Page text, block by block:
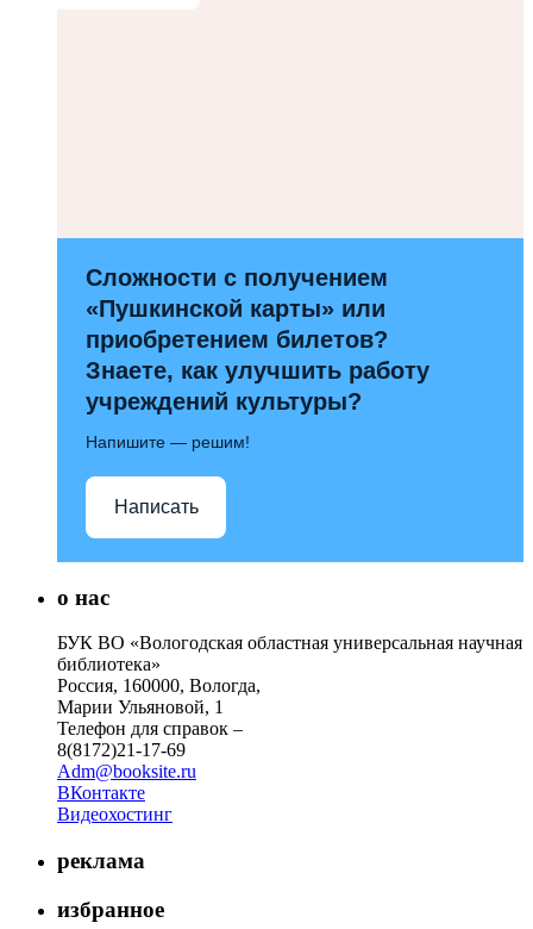
Сложности с получением
«Пушкинской карты» или
приобретением билетов?
Знаете, как улучшить работу
учреждений культуры?
Напишите — решим!
Написать
о нас
БУК ВО «Вологодская областная универсальная научная
библиотека»
Россия, 160000, Вологда,
Марии Ульяновой, 1
Телефон для справок –
8(8172)21-17-69
Adm@booksite.ru
ВКонтакте
Видеохостинг
реклама
избранное